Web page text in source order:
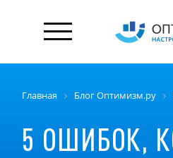
Главная Блог Оптимизм.ру
5 ОШИБОК,